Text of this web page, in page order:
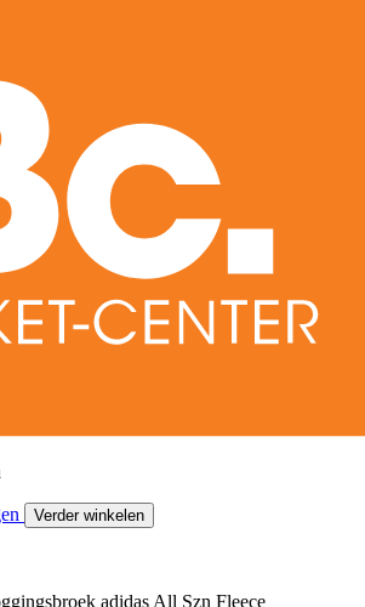
Verder winkelen
adidas All Szn Fleece